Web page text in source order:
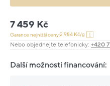
7 459 Kč
Garance nejnižší ceny:2 984 Kč/g
Nebo objednejte telefonicky: +420
Další možnosti financování: